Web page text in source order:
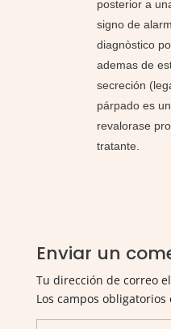
posterior a
signo de
diagnòstico
ademas de
secreción
párpado es
revalorase
tratante.
Enviar un
Tu dirección de correo
Los campos